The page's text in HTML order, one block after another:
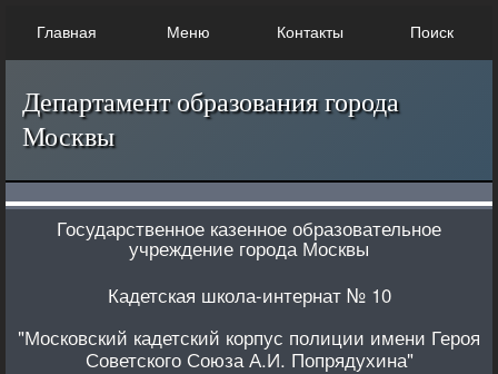
Главная Меню Контакты Поиск
Департамент образования города
Москвы
Государственное казенное образовательное
учреждение города Москвы
Кадетская школа-интернат № 10
"Московский кадетский корпус полиции имени Героя
Советского Союза А.И. Попрядухина"